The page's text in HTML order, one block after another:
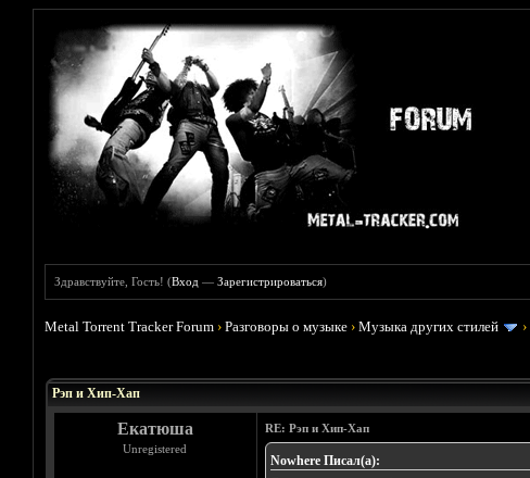
Здравствуйте, Гость! (Вход —Зарегистрироваться)
Metal Torrent Tracker Forum ›Разговоры о музыке ›Музыка других стилей ›
Рэп и Хип-Хап
Екатюша
Unregistered
RE: Рэп и Хип-Хап
Nowhere Писал(а):